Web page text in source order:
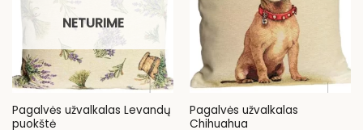
NETURIME
Pagalvės užvalkalas Levandų
puokštė
Pagalvės užvalkalas
Chihuahua